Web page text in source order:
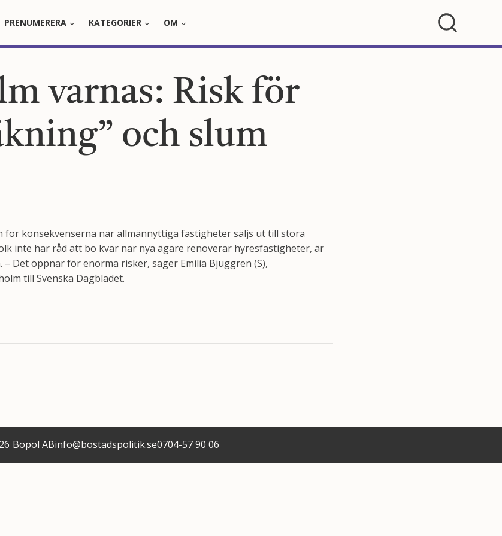
PRENUMERERA KATEGORIER OM
varnas: Risk för
och slum
för konsekvenserna när allmännyttiga fastigheter säljs ut till stora
inte har råd att bo kvar när nya ägare renoverar hyresfastigheter, är
Det öppnar för enorma risker, säger Emilia Bjuggren (S),
till Svenska Dagbladet.
Bopol ABinfo@bostadspolitik.se0704-57 90 06